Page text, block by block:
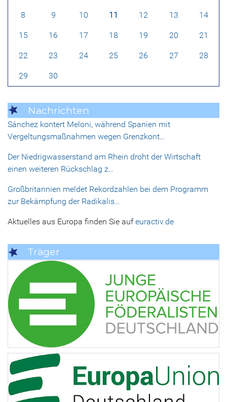
8 9 10 11 12 13 14
15 16 17 18 19 20 21
22 23 24 25 26 27 28
29 30
Nachrichten
Sánchez kontert Meloni, während Spanien mit
Vergeltungsmaßnahmen wegen Grenzkont…
Der Niedrigwasserstand am Rhein droht der Wirtschaft
einen weiteren Rückschlag z…
Großbritannien meldet Rekordzahlen bei dem Programm
zur Bekämpfung der Radikalis…
Aktuelles aus Europa finden Sie aufeuractiv.de
Träger